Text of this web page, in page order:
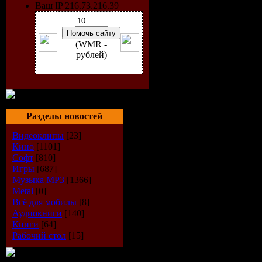
Ваш IP 216.73.216.39
(WMR -
рублей)
Разделы новостей
Видеоклипы [23]
Кино [1101]
Софт [810]
Игры [687]
Музыка МР3 [1366]
Metal [0]
Всё для мобилы [8]
Аудиокниги [140]
Книги [64]
Рабочий стол [15]